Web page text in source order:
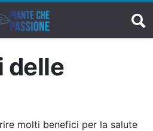
delle
molti benefici per la salute